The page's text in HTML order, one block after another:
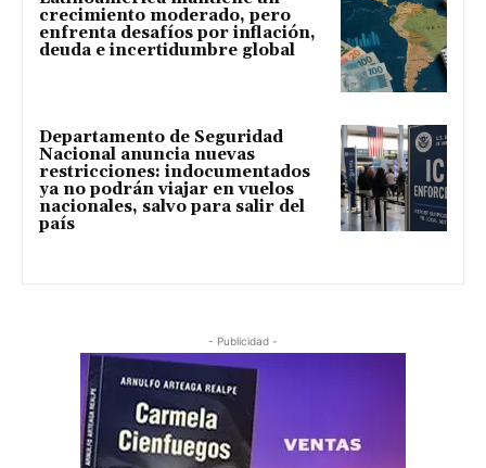
crecimiento moderado, pero
enfrenta desafíos por inflación,
deuda e incertidumbre global
Departamento de Seguridad
Nacional anuncia nuevas
restricciones: indocumentados
ya no podrán viajar en vuelos
nacionales, salvo para salir del
país
- Publicidad -